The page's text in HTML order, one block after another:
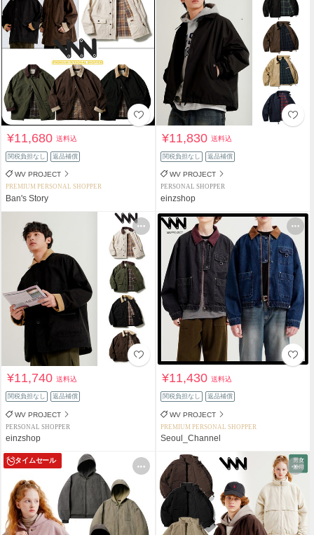
¥11,680送料込
関税負担なし 返品補償
WV PROJECT
PREMIUM PERSONAL SHOPPER
Ban's Story
¥11,830送料込
関税負担なし 返品補償
WV PROJECT
PERSONAL SHOPPER
einzshop
¥11,740送料込
関税負担なし 返品補償
WV PROJECT
PERSONAL SHOPPER
einzshop
¥11,430送料込
関税負担なし 返品補償
WV PROJECT
PREMIUM PERSONAL SHOPPER
Seoul_Channel
タイムセール